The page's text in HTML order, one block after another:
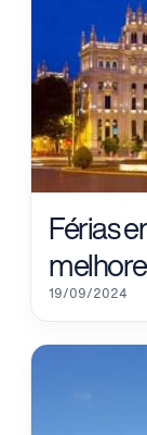
Férias
19/09/2024